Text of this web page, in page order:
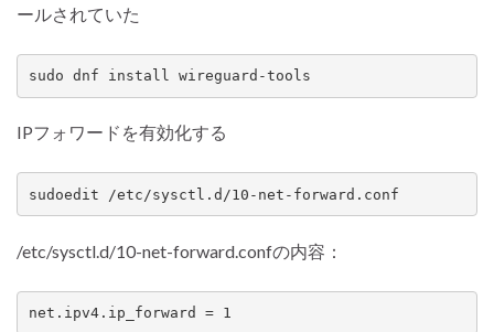
ールされていた
sudo dnf install wireguard-tools
IPフォワードを有効化する
sudoedit /etc/sysctl.d/10-net-forward.conf
/etc/sysctl.d/10-net-forward.confの内容：
net.ipv4.ip_forward = 1